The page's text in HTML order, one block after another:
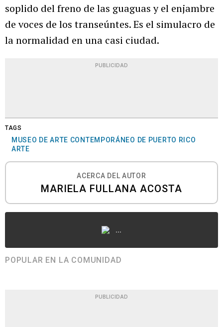
soplido del freno de las guaguas y el enjambre
de voces de los transeúntes. Es el simulacro de
la normalidad en una casi ciudad.
PUBLICIDAD
TAGS
MUSEO DE ARTE CONTEMPORÁNEO DE PUERTO RICO
ARTE
ACERCA DEL AUTOR
MARIELA FULLANA ACOSTA
...
POPULAR EN LA COMUNIDAD
PUBLICIDAD